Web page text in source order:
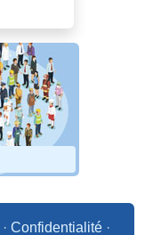
· Confidentialité ·